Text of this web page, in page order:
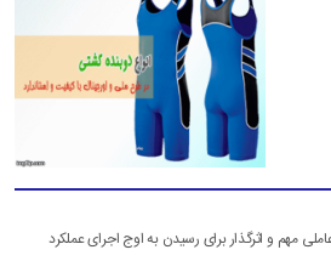
مهم و اثرگذار برای رسیدن به اوج اجرای عملکرد